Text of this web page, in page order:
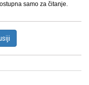
samo za čitanje.